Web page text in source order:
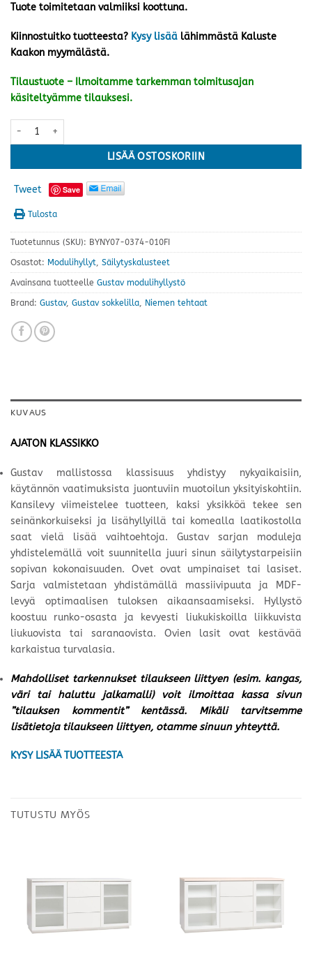
Tuote toimitetaan valmiiksi koottuna.
Kiinnostuitko tuotteesta? Kysy lisää lähimmästä Kaluste
Kaakon myymälästä.
Tilaustuote – Ilmoitamme tarkemman toimitusajan
käsiteltyämme tilauksesi.
Gustav laatikosto 60, valkoinen määrä
LISÄÄ OSTOSKORIIN
Tweet Save
Tulosta
Tuotetunnus (SKU): BYNY07-0374-010FI
Osastot: Modulihyllyt, Säilytyskalusteet
Avainsana tuotteelle Gustav modulihyllystö
Brand: Gustav, Gustav sokkelilla, Niemen tehtaat
KUVAUS
AJATON KLASSIKKO
Gustav mallistossa klassisuus yhdistyy nykyaikaisiin,
käytännön vaatimuksista juontuviin muotoilun yksityiskohtiin.
Kansilevy viimeistelee tuotteen, kaksi yksikköä tekee sen
seinänkorkuiseksi ja lisähyllyillä tai komealla laatikostolla
saat vielä lisää vaihtoehtoja. Gustav sarjan moduleja
yhdistelemällä voit suunnitella juuri sinun säilytystarpeisiin
sopivan kokonaisuuden. Ovet ovat umpinaiset tai lasiset.
Sarja valmistetaan yhdistämällä massiivipuuta ja MDF-
levyä optimaalisen tuloksen aikaansaamiseksi. Hyllystö
koostuu runko-osasta ja kevyesti liukukiskoilla liikkuvista
liukuovista tai saranaovista. Ovien lasit ovat kestävää
karkaistua turvalasia.
Mahdolliset tarkennukset tilaukseen liittyen (esim. kangas,
väri tai haluttu jalkamalli) voit ilmoittaa kassa sivun
”tilauksen kommentit” kentässä. Mikäli tarvitsemme
lisätietoja tilaukseen liittyen, otamme sinuun yhteyttä.
KYSY LISÄÄ TUOTTEESTA
TUTUSTU MYÖS